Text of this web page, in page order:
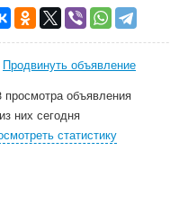
Продвинуть объявление
просмотра объявления
них сегодня
статистику